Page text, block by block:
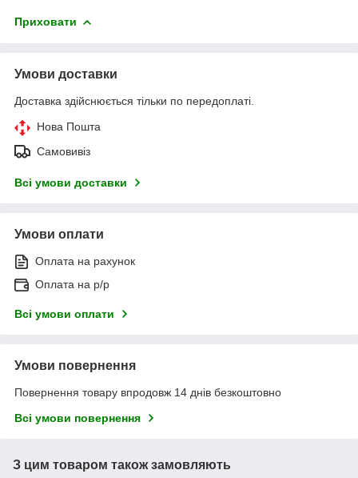
Приховати
Умови доставки
Доставка здійснюється тільки по передоплаті.
Нова Пошта
Самовивіз
Всі умови доставки
Умови оплати
Оплата на рахунок
Оплата на р/р
Всі умови оплати
Умови повернення
Повернення товару впродовж 14 днів безкоштовно
Всі умови повернення
З цим товаром також замовляють